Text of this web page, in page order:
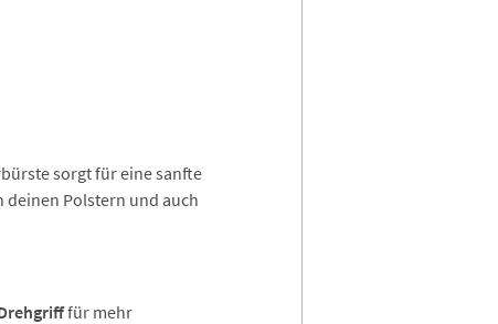
sorgt für eine sanfte
deinen Polstern und auch
für mehr